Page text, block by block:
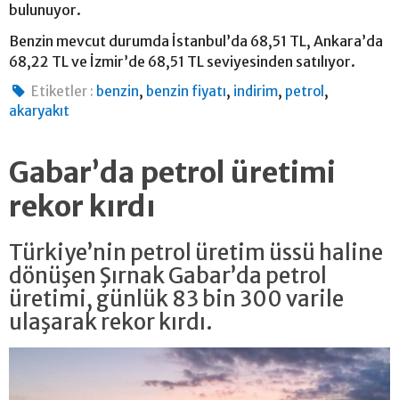
bulunuyor.
Benzin mevcut durumda İstanbul’da 68,51 TL, Ankara’da
68,22 TL ve İzmir’de 68,51 TL seviyesinden satılıyor.
Etiketler : benzin, benzin fiyatı, indirim, petrol ,
akaryakıt
Gabar’da petrol üretimi
rekor kırdı
Türkiye’nin petrol üretim üssü haline
dönüşen Şırnak Gabar’da petrol
üretimi, günlük 83 bin 300 varile
ulaşarak rekor kırdı.